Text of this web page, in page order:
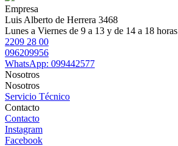
Empresa
Luis Alberto de Herrera 3468
Lunes a Viernes de 9 a 13 y de 14 a 18 horas
2209 28 00
096209956
WhatsApp: 099442577
Nosotros
Nosotros
Servicio Técnico
Contacto
Contacto
Instagram
Facebook